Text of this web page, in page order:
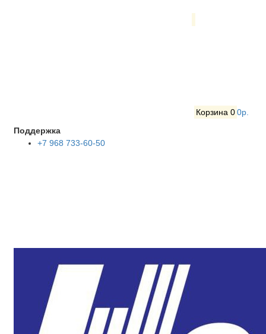
Корзина 00р.
Поддержка
+7 968 733-60-50